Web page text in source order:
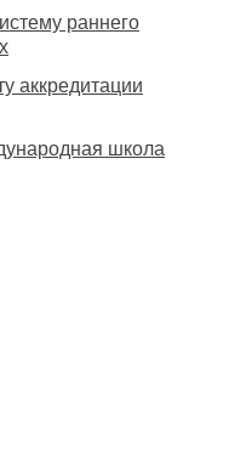
раннего
аккредитации
школа